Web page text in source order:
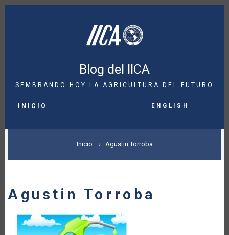
Pasar
Blog del IICA
SEMBRANDO HOY LA AGRICULTURA DEL FUTURO
NAVIGATION
INICIO English
SOBRESCRIBIR
ENLACES
AYUDA
Inicio Agustin Torroba
Agustin Torroba